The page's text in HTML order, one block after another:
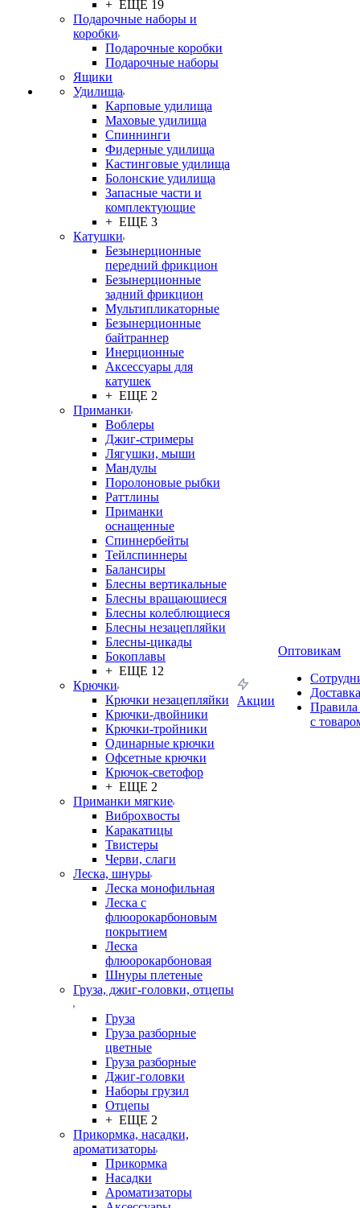
+ ЕЩЕ 19
Подарочные наборы и
коробки
Подарочные коробки
Подарочные наборы
Ящики
Удилища
Карповые удилища
Маховые удилища
Спиннинги
Фидерные удилища
Кастинговые удилища
Болонские удилища
Запасные части и
комплектующие
+ ЕЩЕ 3
Катушки
Безынерционные
передний фрикцион
Безынерционные
задний фрикцион
Мультипликаторные
Безынерционные
байтраннер
Инерционные
Аксессуары для
катушек
+ ЕЩЕ 2
Приманки
Воблеры
Джиг-стримеры
Лягушки, мыши
Мандулы
Поролоновые рыбки
Раттлины
Приманки
оснащенные
Спиннербейты
Тейлспиннеры
Балансиры
Блесны вертикальные
Блесны вращающиеся
Блесны колеблющиеся
Блесны незацепляйки
Блесны-цикады
Бокоплавы
+ ЕЩЕ 12
Крючки
Крючки незацепляйки
Крючки-двойники
Крючки-тройники
Одинарные крючки
Офсетные крючки
Крючок-светофор
+ ЕЩЕ 2
Приманки мягкие
Виброхвосты
Каракатицы
Твистеры
Черви, слаги
Леска, шнуры
Леска монофильная
Леска с
флюорокарбоновым
покрытием
Леска
флюорокарбоновая
Шнуры плетеные
Груза, джиг-головки, отцепы
Груза
Груза разборные
цветные
Груза разборные
Джиг-головки
Наборы грузил
Отцепы
+ ЕЩЕ 2
Прикормка, насадки,
ароматизаторы
Прикормка
Насадки
Ароматизаторы
Акции
Оптовикам
Доставка
Правила
с